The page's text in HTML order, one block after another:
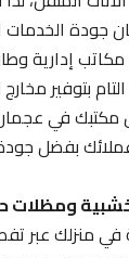
الخدمات
إدارية
بتوفير مخارج
في عجمان
بفضل جودة
ومظلات
منزلك عبر